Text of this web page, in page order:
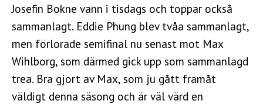
Josefin Bokne vann i tisdags och toppar också
sammanlagt. Eddie Phung blev tvåa sammanlagt,
men förlorade semifinal nu senast mot Max
Wihlborg, som därmed gick upp som sammanlagd
trea. Bra gjort av Max, som ju gått framåt
väldigt denna säsong och är väl värd en